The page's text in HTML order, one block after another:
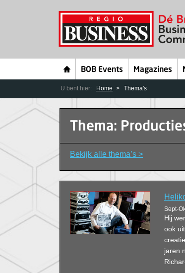
BOB Events Magazines
U bent hier: Home Thema's
Thema:
Bekijk alle thema’s >
Sept-
Hij
ook
jaren